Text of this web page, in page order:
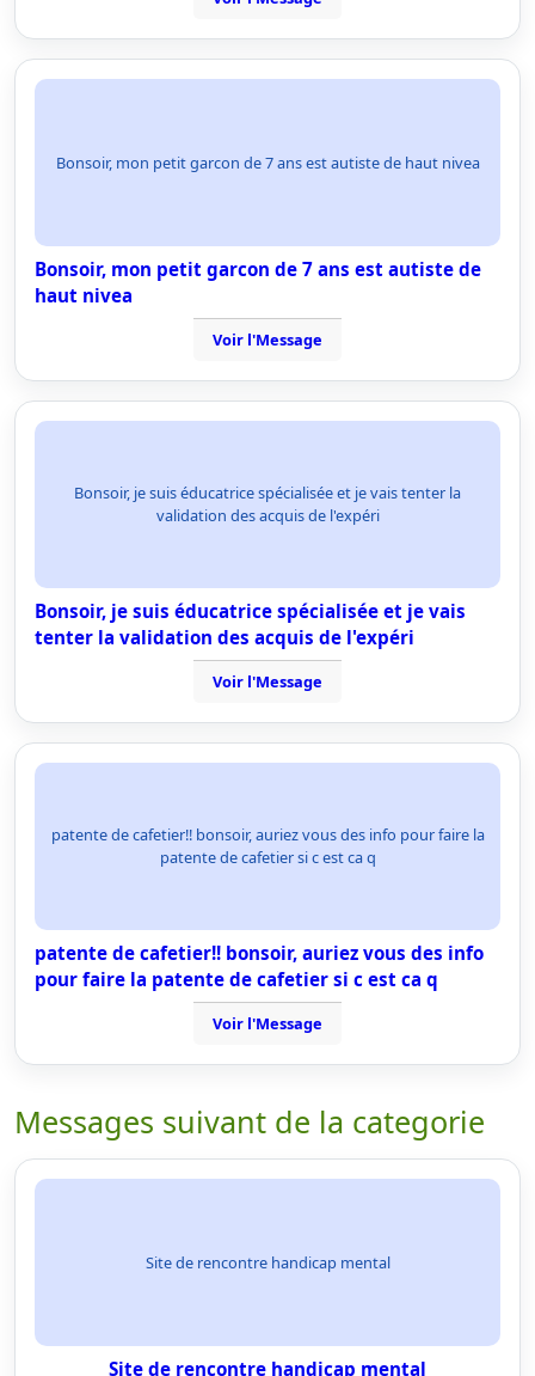
Bonsoir, mon petit garcon de 7 ans est autiste de haut nivea
Bonsoir, mon petit garcon de 7 ans est autiste de
haut nivea
Voir l'Message
Bonsoir, je suis éducatrice spécialisée et je vais tenter la
validation des acquis de l'expéri
Bonsoir, je suis éducatrice spécialisée et je vais
tenter la validation des acquis de l'expéri
Voir l'Message
patente de cafetier!! bonsoir, auriez vous des info pour faire la
patente de cafetier si c est ca q
patente de cafetier!! bonsoir, auriez vous des info
pour faire la patente de cafetier si c est ca q
Voir l'Message
Messages suivant de la categorie
Site de rencontre handicap mental
Site de rencontre handicap mental